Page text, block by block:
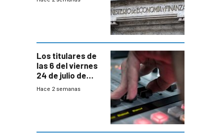
Los titulares de
las 6 del viernes
24 de julio de
2026
Hace 2 semanas